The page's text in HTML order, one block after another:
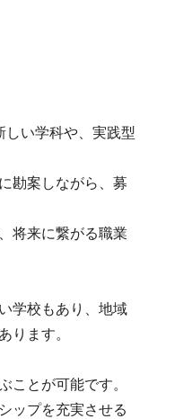
しい学科や、実践型
勘案しながら、募
将来に繋がる職業
学校もあり、地域
ります。
ことが可能です。
ップを充実させる